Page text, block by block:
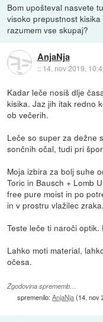
Bom upošteval nasvete
visoko prepustnost
razumem vse skupaj?
AnjaNja
:: 14. nov 2019,
Kadar leče nosiš dlje
kisika. Jaz jih itak redno
ob večerih.
Leče so super za dežne
sončnih očal, tudi pri
Moja izbira za bolj suhe
Toric in Bausch + Lomb
free pure moist in po
in v prostru vlažilec
Teste leče ti naroči
Lahko moti material,
očesa.
Zgodovina sprememb…
spremenilo:AnjaNja(14. nov